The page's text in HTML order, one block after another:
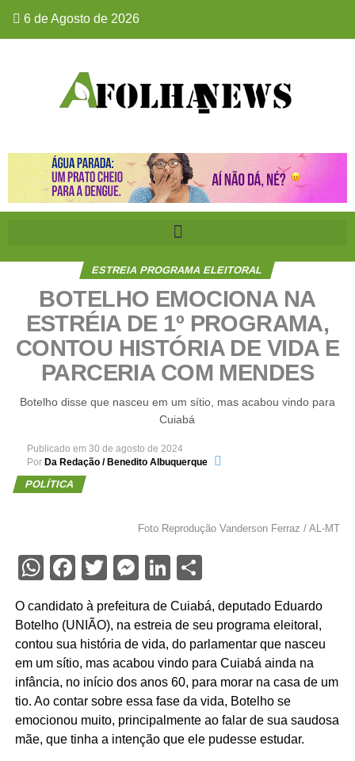
6 de Agosto de 2026
ESTREIA PROGRAMA ELEITORAL
BOTELHO EMOCIONA NA
ESTRÉIA DE 1º PROGRAMA,
CONTOU HISTÓRIA DE VIDA E
PARCERIA COM MENDES
Botelho disse que nasceu em um sítio, mas acabou vindo para
Cuiabá
Publicado em 30 de agosto de 2024
Por Da Redação / Benedito Albuquerque
POLÍTICA
Foto Reprodução Vanderson Ferraz / AL-MT
WhatsApp
Facebook
Twitter
Messenger
LinkedIn
Share
O candidato à prefeitura de Cuiabá, deputado Eduardo
Botelho (UNIÃO), na estreia de seu programa eleitoral,
contou sua história de vida, do parlamentar que nasceu
em um sítio, mas acabou vindo para Cuiabá ainda na
infância, no início dos anos 60, para morar na casa de um
tio. Ao contar sobre essa fase da vida, Botelho se
emocionou muito, principalmente ao falar de sua saudosa
mãe, que tinha a intenção que ele pudesse estudar.